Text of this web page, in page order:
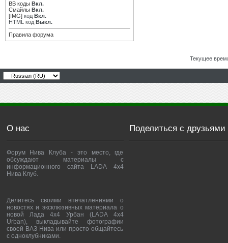
BB коды Вкл.
Смайлы Вкл.
[IMG] код Вкл.
HTML код Выкл.
Правила форума
Текущее
О нас
Форум Нива Клуба - это место, где
обсуждают материалы с
информационного сайта LADA 4x4
Нива Клуб.
Делитесь своими впечатлениями о
новостях и эксклюзивных материала о
новой Лада 4х4 Урбан (LADA 4x4
Urban), выкладывайте фотографии
своей ВАЗ Нива или просто общайтесь
с одноклубниками.
Поделиться с друзьями